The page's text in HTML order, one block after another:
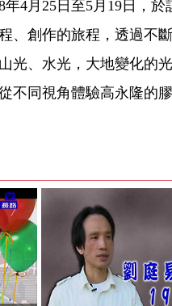
4月25日至5月19日，
、創作的旅程，透過不
光、水光，大地變化的
不同視角體驗高永隆的